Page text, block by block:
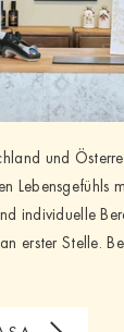
und
Lebensgefühls
individuelle
erster Stelle.